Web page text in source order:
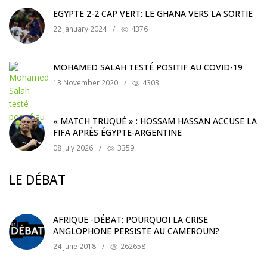
EGYPTE 2-2 CAP VERT: LE GHANA VERS LA SORTIE
22 January 2024 / 4376
MOHAMED SALAH TESTÉ POSITIF AU COVID-19
13 November 2020 / 4303
« MATCH TRUQUÉ » : HOSSAM HASSAN ACCUSE LA
FIFA APRÈS ÉGYPTE-ARGENTINE
08 July 2026 / 3359
LE DÉBAT
AFRIQUE -DÉBAT: POURQUOI LA CRISE
ANGLOPHONE PERSISTE AU CAMEROUN?
24 June 2018 / 262658